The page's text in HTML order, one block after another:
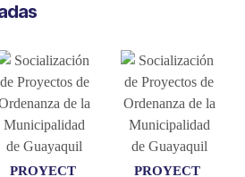
p
r
t
i
r
PROYECT
PROYECT